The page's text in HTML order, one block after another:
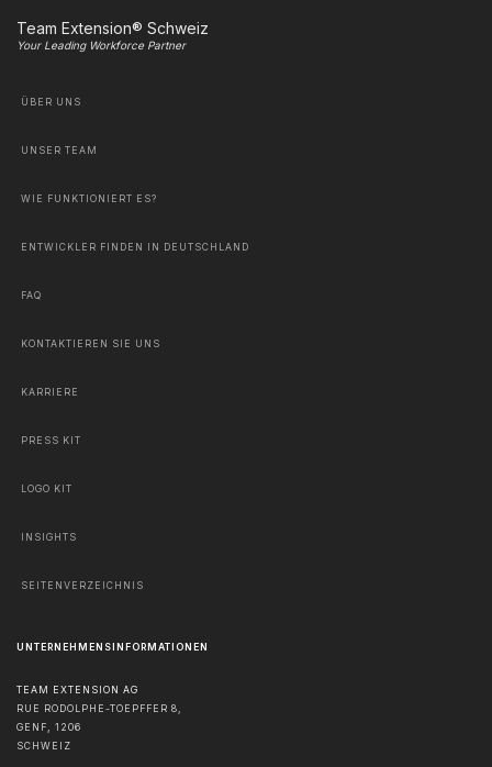
Team Extension® Schweiz
Your Leading Workforce Partner
ÜBER UNS
UNSER TEAM
WIE FUNKTIONIERT ES?
ENTWICKLER FINDEN IN DEUTSCHLAND
FAQ
KONTAKTIEREN SIE UNS
KARRIERE
PRESS KIT
LOGO KIT
INSIGHTS
SEITENVERZEICHNIS
UNTERNEHMENSINFORMATIONEN
TEAM EXTENSION AG
RUE RODOLPHE-TOEPFFER 8,
GENF, 1206
SCHWEIZ